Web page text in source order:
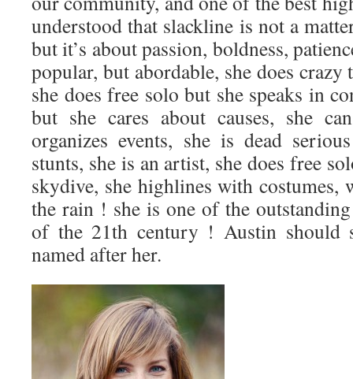
understood that slackline is not a
but it’s about passion, boldness,
popular, but abordable, she does
she does free solo but she speaks in
but she cares about causes, she
organizes events, she is dead
stunts, she is an artist, she does free
skydive, she highlines with
the rain ! she is one of the
of the 21th century ! Austin should
named after her.